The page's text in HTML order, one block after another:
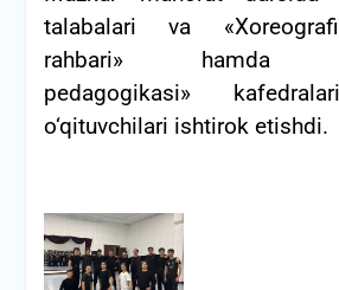
talabalari va
rahbari» hamda
pedagogikasi»
o‘qituvchilari ishtirok etishdi.